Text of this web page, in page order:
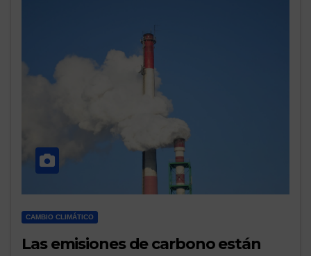
CAMBIO CLIMÁTICO
Las emisiones de carbono están